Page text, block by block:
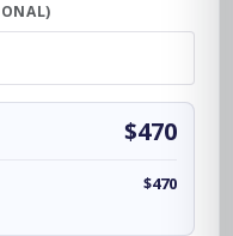
$470
$470